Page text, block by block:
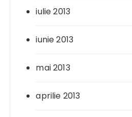
iulie 2013
iunie 2013
mai 2013
aprilie 2013